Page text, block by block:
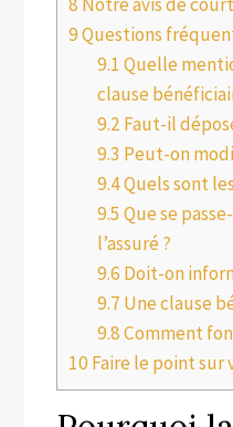
9Questions
9.1 Quelle
clause
9.2 Faut-il
9.3 Peut-on
9.4Quels sont
9.5 Que se
l’assuré ?
9.6 Doit-on
9.7 Une clause
9.8Comment
10 Faire le point sur